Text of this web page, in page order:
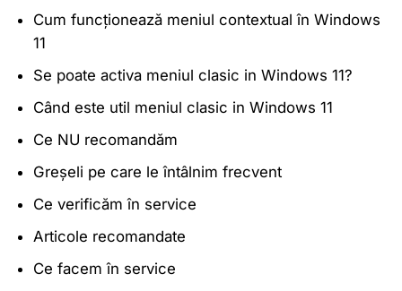
Cum funcționează meniul contextual în Windows
11
Se poate activa meniul clasic in Windows 11?
Când este util meniul clasic in Windows 11
Ce NU recomandăm
Greșeli pe care le întâlnim frecvent
Ce verificăm în service
Articole recomandate
Ce facem în service